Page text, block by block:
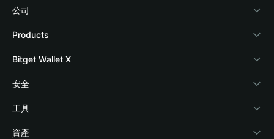
公司
關於 Bitget Wallet
部落格
學院
加密資訊
幫助中心
Products
Crypto Card
Stablecoin Earn
Payfi Crypto
Crypto Swap API
Bitget Wallet X
開發者文件
連接錢包
Bitget Wallet Pay
安全
風險保障基金
安全防護技術
工具
快捷買幣
資產